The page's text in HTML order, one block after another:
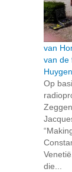
van
van de
Op
die...